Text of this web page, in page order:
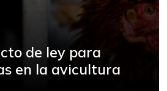
de ley para
en la avicultura